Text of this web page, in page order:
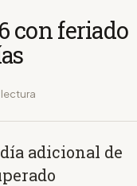
con feriado
lectura
adicional de